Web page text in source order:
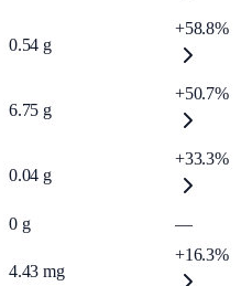
0.54 g
+58.8%
6.75 g
+50.7%
0.04 g
+33.3%
0 g —
4.43 mg
+16.3%